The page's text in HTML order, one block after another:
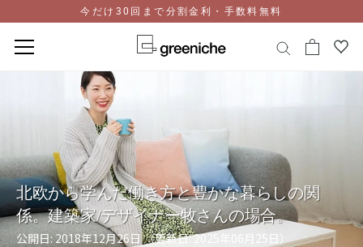
に
ス
ッ
プ
今だけ30回まで分割金利・手数料無料
北欧から学んだ働き方と豊かな暮らしの関
係。建築家/デザイナー牧さんの場合。
公開日: 2018年12月26日 （更新日: 2025年06月25日）